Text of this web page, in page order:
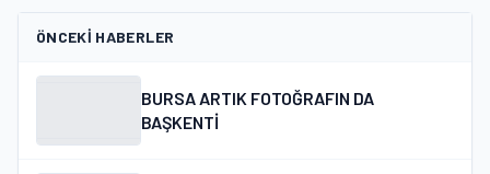
ÖNCEKI HABERLER
BURSA ARTIK FOTOĞRAFIN DA
BAŞKENTİ